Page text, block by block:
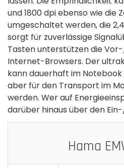
und 1800 dpi ebenso wie die
umgeschaltet werden, die
sorgt für zuverlässige
Tasten unterstützen die
Internet-Browsers. Der
kann dauerhaft im
aber für den Transport im
werden. Wer auf
darüber hinaus über den
Hama